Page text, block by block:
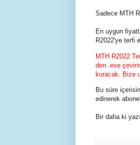
Sadece MTH
En uygun
R2022'ye terfi
MTH R2022
den .exe
kuracak. Bize
Bu süre
edinerek
Bir daha ki